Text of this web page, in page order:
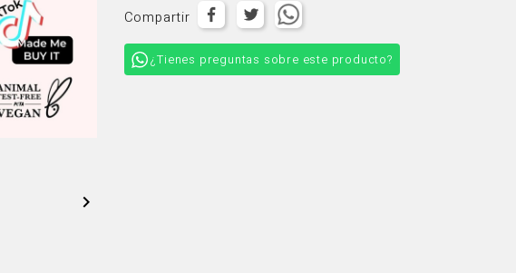

Compartir
¿Tienes preguntas sobre este producto?